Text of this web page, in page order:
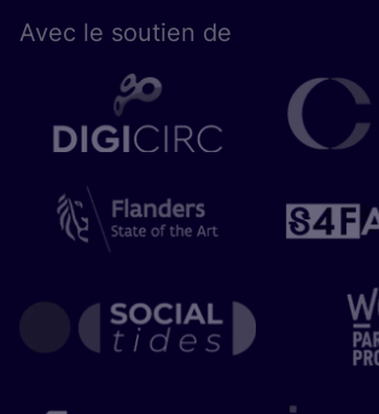
Avec le sou­tien de